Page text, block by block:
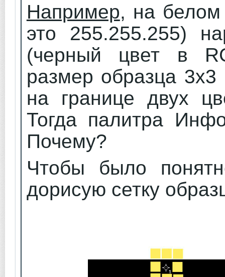
Например, на
это 255.255.255)
(черный цвет в
размер образца 3х3
на границе двух
Тогда палитра
Почему?
Чтобы было
дорисую сетку